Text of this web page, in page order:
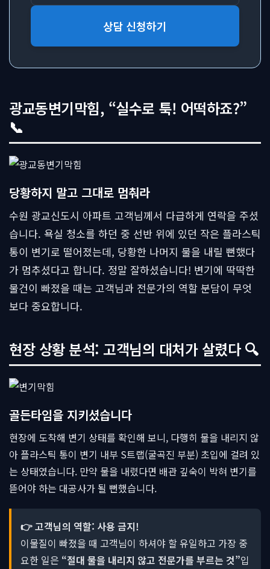
상담 신청하기
광교동변기막힘, “실수로 툭! 어떡하죠?”
📞
당황하지 말고 그대로 멈춰라
수원 광교신도시 아파트 고객님께서 다급하게 연락을 주셨
습니다. 욕실 청소를 하던 중 선반 위에 있던 작은 플라스틱
통이 변기로 떨어졌는데, 당황한 나머지 물을 내릴 뻔했다
가 멈추셨다고 합니다. 정말 잘하셨습니다! 변기에 딱딱한
물건이 빠졌을 때는 고객님과 전문가의 역할 분담이 무엇
보다 중요합니다.
현장 상황 분석: 고객님의 대처가 살렸다 🔍
골든타임을 지키셨습니다
현장에 도착해 변기 상태를 확인해 보니, 다행히 물을 내리지 않
아 플라스틱 통이 변기 내부 S트랩(굴곡진 부분) 초입에 걸려 있
는 상태였습니다. 만약 물을 내렸다면 배관 깊숙이 박혀 변기를
뜯어야 하는 대공사가 될 뻔했습니다.
👉 고객님의 역할: 사용 금지!
이물질이 빠졌을 때 고객님이 하셔야 할 유일하고 가장 중
요한 일은 “절대 물을 내리지 않고 전문가를 부르는 것”입